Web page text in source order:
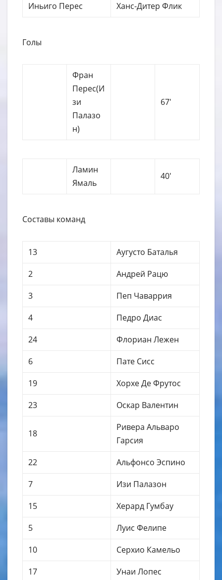
Иньиго Перес Ханс-Дитер Флик
Голы
Фран
Перес(И
зи
Палазо
н)
67′
Ламин
Ямаль
40′
Составы команд
13
Аугусто Баталья
2
Андрей Рацю
3
Пеп Чаваррия
4
Педро Диас
24
Флориан Лежен
6
Пате Сисс
19
Хорхе Де Фрутос
23
Оскар Валентин
18
Ривера Альваро
Гарсия
22
Альфонсо Эспино
7
Изи Палазон
15
Херард Гумбау
5
Луис Фелипе
10
Серхио Камельо
17
Унаи Лопес